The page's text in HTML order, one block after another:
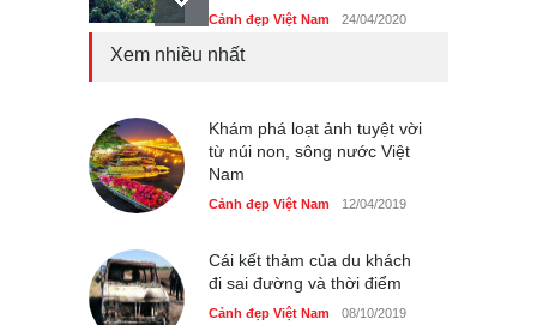
Cảnh đẹp Việt Nam 24/04/2020
Cảnh đẹp Việt Nam 24/04/2020
40 xe ôtô du lịch tự lái đầu
tiên qua cửa khẩu Móng Cái
Thực hư cây cầu gỗ dài
nhất Việt Nam bị ‘xóa sổ’
Xem nhiều nhất
Khám phá loạt ảnh tuyệt vời
từ núi non, sông nước Việt
Nam
Cảnh đẹp Việt Nam 12/04/2019
Cái kết thảm của du khách
đi sai đường và thời điểm
Cảnh đẹp Việt Nam 08/10/2019